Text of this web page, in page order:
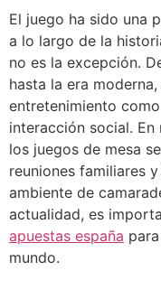
El juego ha sido una
a lo largo de la
no es la excepción.
hasta la era
entretenimiento
interacción social.
los juegos de mesa
reuniones familiares
ambiente de
actualidad, es
apuestas españa
mundo.